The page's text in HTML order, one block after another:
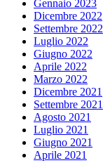
Gennaio 2023
Dicembre 2022
Settembre 2022
Luglio 2022
Giugno 2022
Aprile 2022
Marzo 2022
Dicembre 2021
Settembre 2021
Agosto 2021
Luglio 2021
Giugno 2021
Aprile 2021